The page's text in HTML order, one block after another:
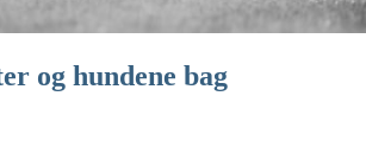
og hundene bag